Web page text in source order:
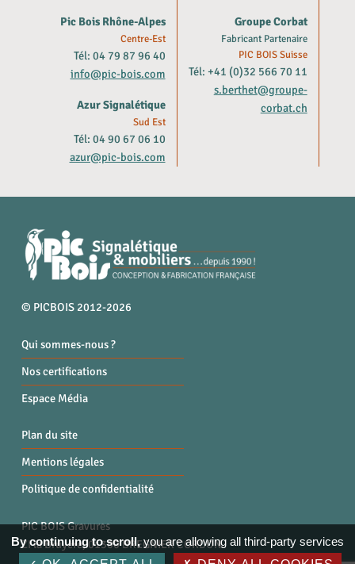
Pic Bois Rhône-Alpes
Centre-Est
Tél: 04 79 87 96 40
info@pic-bois.com
Azur Signalétique
Sud Est
Tél: 04 90 67 06 10
azur@pic-bois.com
Groupe Corbat
Fabricant Partenaire
PIC BOIS Suisse
Tél: +41 (0)32 566 70 11
s.berthet@groupe-
corbat.ch
© PICBOIS 2012-2026
Qui sommes-nous ?
Nos certifications
Espace Média
Plan du site
Mentions légales
Politique de confidentialité
PIC BOIS Gravures
ZI la Bruyère, 01300 BREGNIER CORDON
By continuing to scroll,you are allowing all third-party services